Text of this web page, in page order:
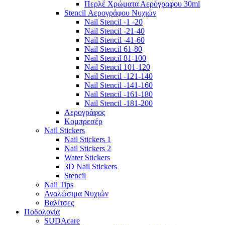
Περλέ Χρώματα Αερόγραφου 30ml
Stencil Αερογράφου Νυχιών
Nail Stencil -1 -20
Nail Stencil -21-40
Nail Stencil -41-60
Nail Stencil 61-80
Nail Stencil 81-100
Nail Stencil 101-120
Nail Stencil -121-140
Nail Stencil -141-160
Nail Stencil -161-180
Nail Stencil -181-200
Αερογράφoς
Κομπρεσέρ
Nail Stickers
Nail Stickers 1
Nail Stickers 2
Water Stickers
3D Nail Stickers
Stencil
Nail Tips
Αναλώσιμα Νυχιών
Βαλίτσες
Ποδολογία
SUDAcare